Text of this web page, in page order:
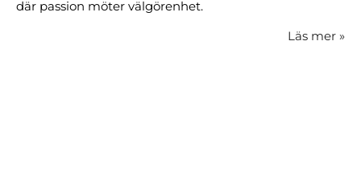
där passion möter välgörenhet.
Läs mer »